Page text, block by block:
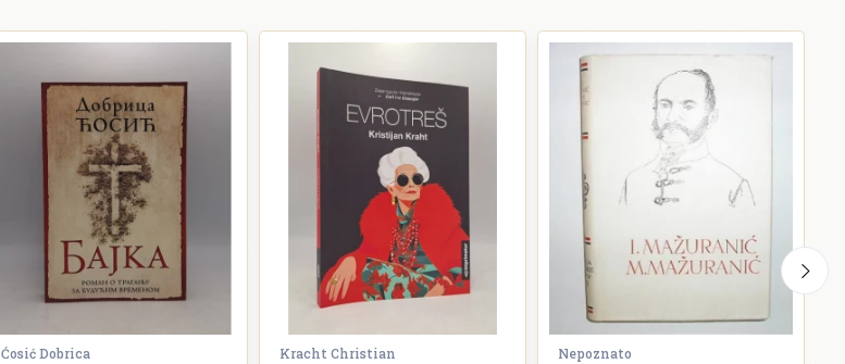
Ćosić Dobrica Kracht Christian Nepoznato